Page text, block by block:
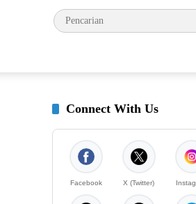
Connect With Us
Facebook X (Twitter)